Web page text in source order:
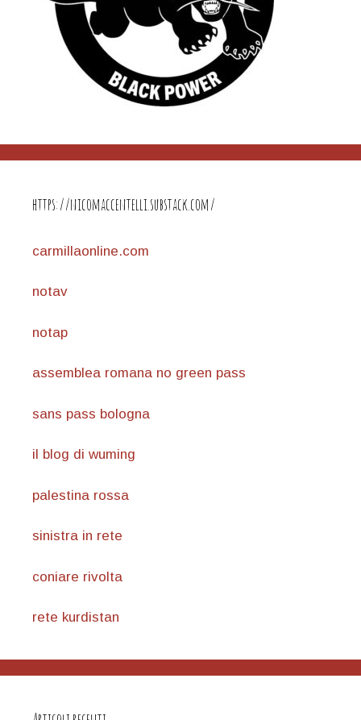
https://nicomaccentelli.substack.com/
carmillaonline.com
notav
notap
assemblea romana no green pass
sans pass bologna
il blog di wuming
palestina rossa
sinistra in rete
coniare rivolta
rete kurdistan